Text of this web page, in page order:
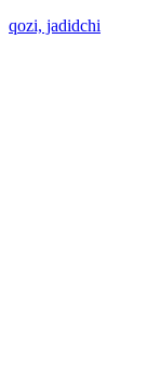
qozi, jadidchi